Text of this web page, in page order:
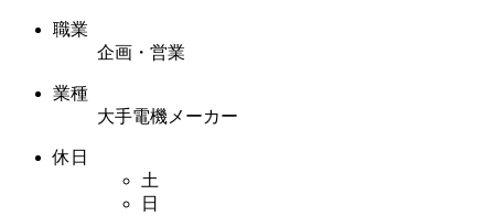
職業
企画・営業
業種
大手電機メーカー
休日
土
日